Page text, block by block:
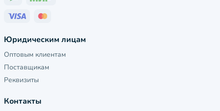
Юридическим лицам
Оптовым клиентам
Поставщикам
Реквизиты
Контакты